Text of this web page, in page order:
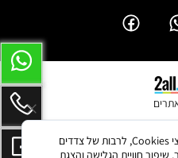
לידיעתך, באתרנו נעשה שימוש בקבצי Cookies, לרבות של צדדים
חוויית הגלישה והצגת